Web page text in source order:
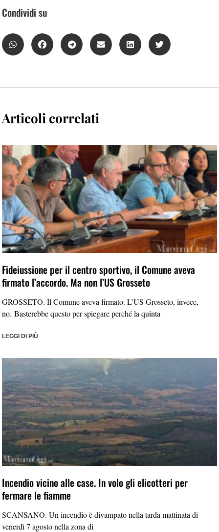
Condividi su
Articoli correlati
Fideiussione per il centro sportivo, il Comune aveva
firmato l’accordo. Ma non l’US Grosseto
GROSSETO. Il Comune aveva firmato. L’US Grosseto, invece,
no. Basterebbe questo per spiegare perché la quinta
LEGGI DI PIÙ
Incendio vicino alle case. In volo gli elicotteri per
fermare le fiamme
SCANSANO. Un incendio è divampato nella tarda mattinata di
venerdì 7 agosto nella zona di